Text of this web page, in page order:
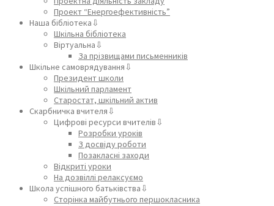
Проект “Енергоефективність”
Наша бібліотека⇩
Шкільна бібліотека
Віртуальна⇩
За прізвищами письменників
Шкільне самоврядування⇩
Президент школи
Шкільний парламент
Старостат, шкільний актив
Скарбничка вчителя⇩
Цифрові ресурси вчителів⇩
Розробки уроків
З досвіду роботи
Позакласні заходи
Відкриті уроки
На дозвіллі релаксуємо
Школа успішного батьківства⇩
Сторінка майбутнього першокласника